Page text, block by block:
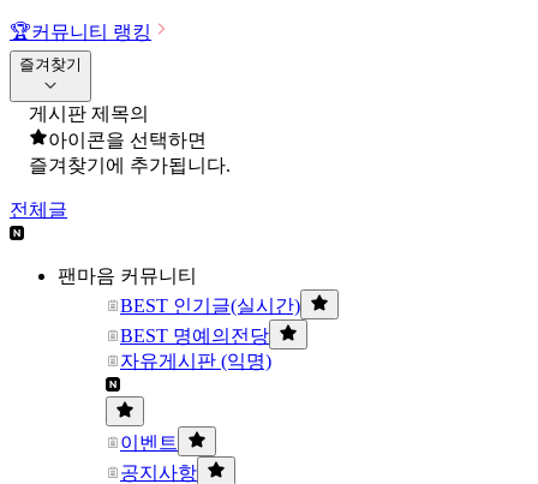
🏆커뮤니티 랭킹
즐겨찾기
게시판 제목의
아이콘을 선택하면
즐겨찾기에 추가됩니다.
전체글
팬마음 커뮤니티
BEST 인기글(실시간)
BEST 명예의전당
자유게시판 (익명)
이벤트
공지사항